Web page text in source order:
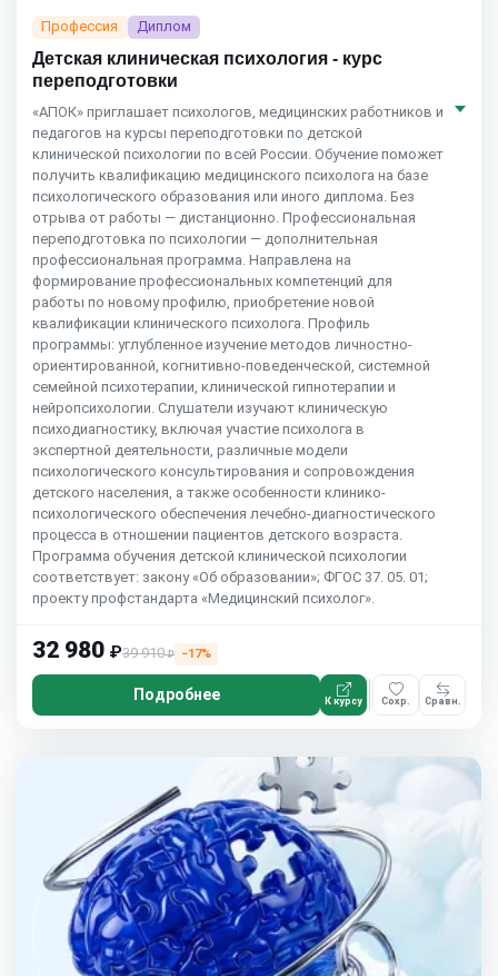
Профессия Диплом
Детская клиническая психология - курс
переподготовки
«АПОК» приглашает психологов, медицинских работников и
педагогов на курсы переподготовки по детской
клинической психологии по всей России. Обучение поможет
получить квалификацию медицинского психолога на базе
психологического образования или иного диплома. Без
отрыва от работы — дистанционно. Профессиональная
переподготовка по психологии — дополнительная
профессиональная программа. Направлена на
формирование профессиональных компетенций для
работы по новому профилю, приобретение новой
квалификации клинического психолога. Профиль
программы: углубленное изучение методов личностно-
ориентированной, когнитивно-поведенческой, системной
семейной психотерапии, клинической гипнотерапии и
нейропсихологии. Слушатели изучают клиническую
психодиагностику, включая участие психолога в
экспертной деятельности, различные модели
психологического консультирования и сопровождения
детского населения, а также особенности клинико-
психологического обеспечения лечебно-диагностического
процесса в отношении пациентов детского возраста.
Программа обучения детской клинической психологии
соответствует: закону «Об образовании»; ФГОС 37. 05. 01;
проекту профстандарта «Медицинский психолог».
32 980 ₽39 910₽ −17%
Подробнее К курсу Сохр. Сравн.